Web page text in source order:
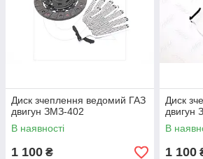
Диск зчеплення ведомий ГАЗ
двигун ЗМЗ-402
В наявності
1 100 ₴
Диск
двигун
В
1 100